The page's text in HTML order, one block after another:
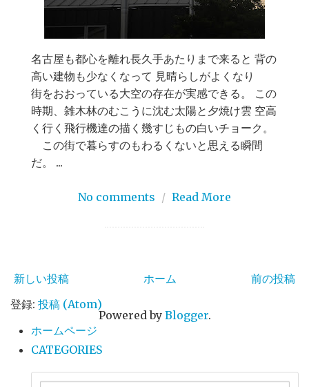
名古屋も都心を離れ長久手あたりまで来ると 背の
高い建物も少なくなって 見晴らしがよくなり
街をおおっている大空の存在が実感できる。 この
時期、雑木林のむこうに沈む太陽と夕焼け雲 空高
く行く飛行機達の描く幾すじもの白いチョーク。
この街で暮らすのもわるくないと思える瞬間
だ。 ...
No comments / Read More
新しい投稿 前の投稿
ホーム
登録: 投稿 (Atom)
Powered by Blogger.
ホームページ
CATEGORIES